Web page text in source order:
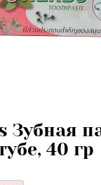
Зубная
40 гр